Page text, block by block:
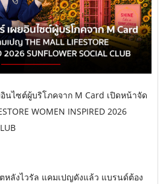
นไซต์ผู้บริโภคจาก M Card เปิดหน้าจัด
WOMEN INSPIRED 2026
หลังไวรัล แคมเปญดังแล้ว แบรนด์ต้อง